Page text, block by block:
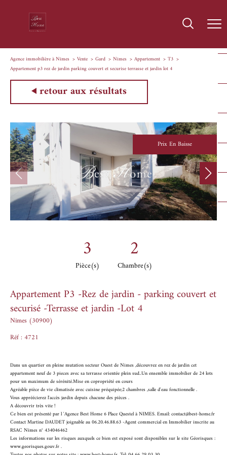
Agence immobilière à Nîmes Vente Gard Nimes Appartement
T3
Appartement p3 rez de jardin parking couvert et securise terrasse et jardin lot 4
retour aux résultats
Prix En Baisse
3
Pièce(s)
2
Chambre(s)
Appartement P3 -Rez de jardin - parking couvert et
securisé -Terrasse et jardin -Lot 4
Nîmes (30900)
Réf : 4721
Dans un quartier en pleine mutation secteur Ouest de Nimes ,découvrez en rez de jardin cet
appartement neuf de 3 pieces avec sa terrasse orientée plein sud..Un ensemble immobilier de 24 lots
pour un maximum de sérénité.Mise en copropriété en cours
Agréable pièce de vie climatisée avec cuisine préquipée;2 chambres ,salle d'eau fonctionnelle .
Vous appréécierez l'accès jardin depuis chacune des pièces .
A découvrir très vite !
Ce bien est présenté par l 'Agence Best Home 6 Place Questel à NIMES. Email: contact@best-home.fr
Contact Martine DAUDET joignable au 06.20.46.88.63 -Agent commercial en Immobilier inscrite au
RSAC Nîmes n° 434046462
Les informations sur les risques auxquels ce bien est exposé sont disponibles sur le site Géorisques :
www.georisques.gouv.fr .